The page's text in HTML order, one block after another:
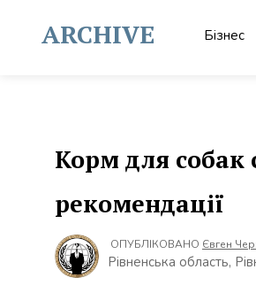
contentARCHIVE Бізнес
Корм для собак
рекомендації
ОПУБЛІКОВАНО Євген
Рівненська область,